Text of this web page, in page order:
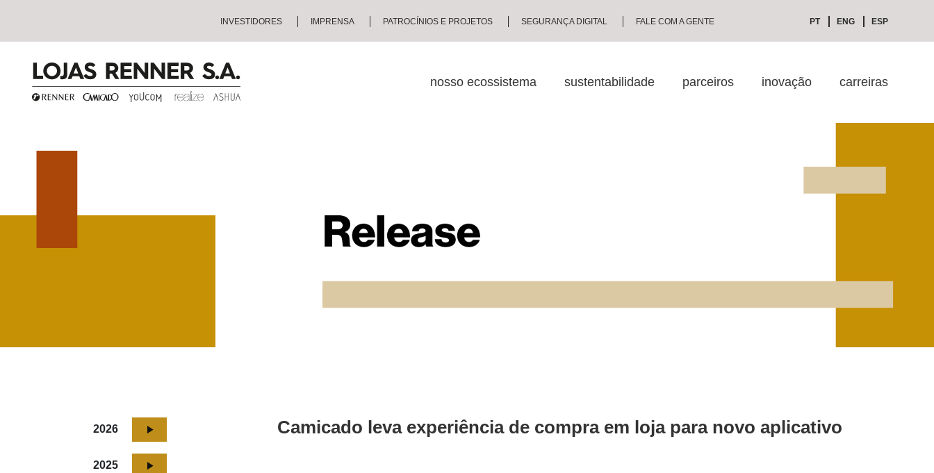
INVESTIDORES IMPRENSA PATROCÍNIOS E PROJETOS SEGURANÇA DIGITAL FALE COM A GENTE PT ENG ESP
nosso ecossistema sustentabilidade parceiros inovação carreiras
2026
2025
Camicado leva experiência de compra em loja para novo aplicativo